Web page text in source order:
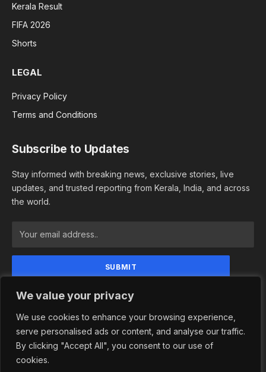
We value your privacy
We use cookies to enhance your browsing experience,
serve personalised ads or content, and analyse our traffic.
By clicking "Accept All", you consent to our use of
cookies.
Kerala Result
FIFA 2026
Shorts
LEGAL
Privacy Policy
Terms and Conditions
Subscribe to Updates
Stay informed with breaking news, exclusive stories, live
updates, and trusted reporting from Kerala, India, and across
the world.
By signing up, you agree to the our terms and our
© 2026 Newsindependence. Designed by